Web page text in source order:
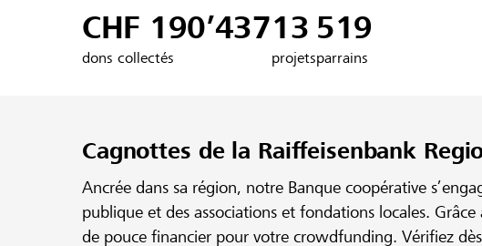
CHF 190’437
dons collectés
13
projets
519
parrains
Cagnottes de la Raiffeisenbank
Ancrée dans sa région, notre Banque coopérative
publique et des associations et fondations locales.
de pouce financier pour votre crowdfunding. Vérifiez